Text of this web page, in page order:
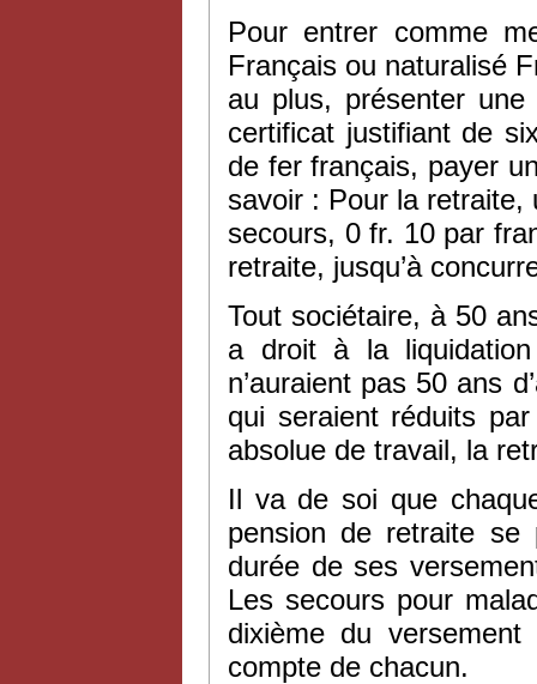
Pour entrer comme
Français ou naturalisé
au plus, présenter une
certificat justifiant de
de fer français, payer
savoir : Pour la
secours, 0 fr. 10 par
retraite, jusqu’à
Tout sociétaire, à 50
a droit à la
n’auraient pas 50 ans
qui seraient réduits
absolue de travail, la
Il va de soi que
pension de retraite
durée de ses
Les secours pour
dixième du
compte de chacun.